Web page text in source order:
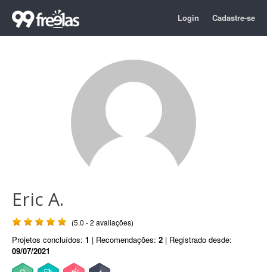
Login Cadastre-se
Eric A.
(5.0 - 2 avaliações)
Projetos concluídos: 1 | Recomendações: 2 | Registrado desde:
09/07/2021